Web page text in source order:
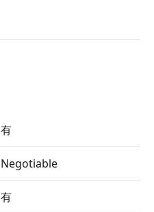
有
Negotiable
有